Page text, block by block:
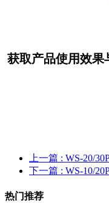
获取产品使用效果
上一篇 : WS-20/
下一篇 : WS-10/
热门推荐